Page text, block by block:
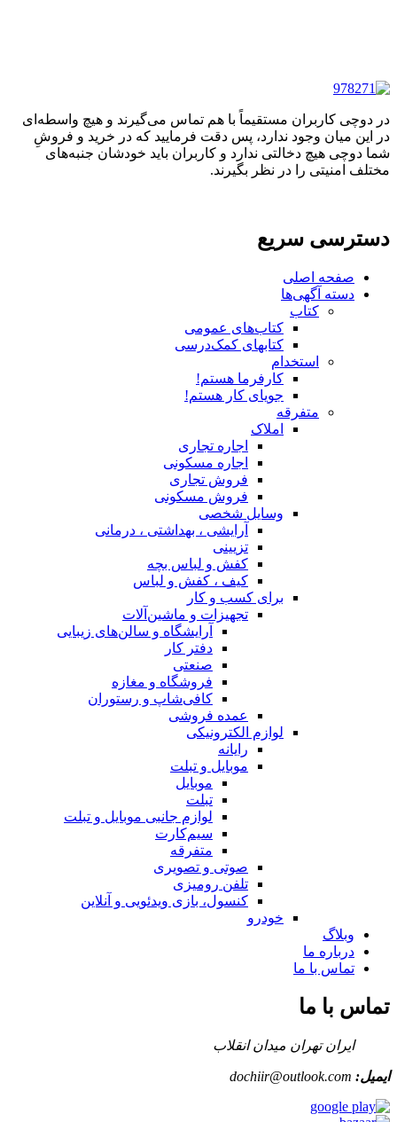
در دوچی کاربران مستقیماً با هم تماس می‌گیرند و هیچ واسطه‌ای
در این میان وجود ندارد، پس دقت فرمایید که در خرید و فروشِ
شما دوچی هیچ دخالتی ندارد و کاربران باید خودشان جنبه‌های
مختلف امنیتی را در نظر بگیرند.
دسترسی سریع
صفحه اصلی
دسته آگهی‌ها
کتاب
کتاب‌های عمومی
کتابهای کمک‌درسی
استخدام
کارفرما هستم!
جویای کار هستم!
متفرقه
املاک
اجاره تجاری
اجاره مسکونی
فروش تجاری
فروش مسکونی
وسایل شخصی
آرایشی ، بهداشتی ، درمانی
تزیینی
کفش و لباس بچه
کیف ، کفش و لباس
برای کسب و کار
تجهیزات و ماشین‌آلات
آرایشگاه و سالن‌های زیبایی
دفتر کار
صنعتی
فروشگاه و مغازه
کافی‌شاپ و رستوران
عمده فروشی
لوازم الکترونیکی
رایانه
موبایل و تبلت
موبایل
تبلت
لوازم جانبی موبایل و تبلت
سیم‌کارت
متفرقه
صوتی و تصویری
تلفن رومیزی
کنسول، بازی‌ ویدئویی و آنلاین
خودرو
وبلاگ
درباره ما
تماس با ما
تماس با ما
ایران تهران میدان انقلاب
ایمیل: dochiir@outlook.com